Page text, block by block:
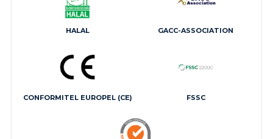
HALAL GACC-ASSOCIATION
CONFORMITEL EUROPEL (CE) FSSC